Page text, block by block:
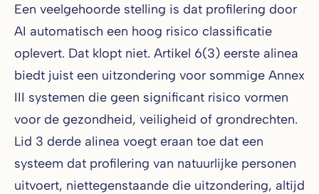
Een veelgehoorde stelling is dat profilering door
AI automatisch een hoog risico classificatie
oplevert. Dat klopt niet. Artikel 6(3) eerste alinea
biedt juist een uitzondering voor sommige Annex
III systemen die geen significant risico vormen
voor de gezondheid, veiligheid of grondrechten.
Lid 3 derde alinea voegt eraan toe dat een
systeem dat profilering van natuurlijke personen
uitvoert, niettegenstaande die uitzondering, altijd